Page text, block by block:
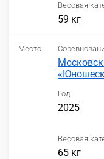
Весовая
59 кг
Место
Год
2025
Весовая
65 кг